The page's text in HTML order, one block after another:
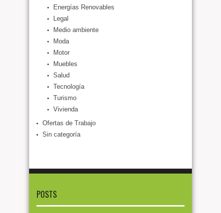
Energías Renovables
Legal
Medio ambiente
Moda
Motor
Muebles
Salud
Tecnología
Turismo
Vivienda
Ofertas de Trabajo
Sin categoría
POSTS